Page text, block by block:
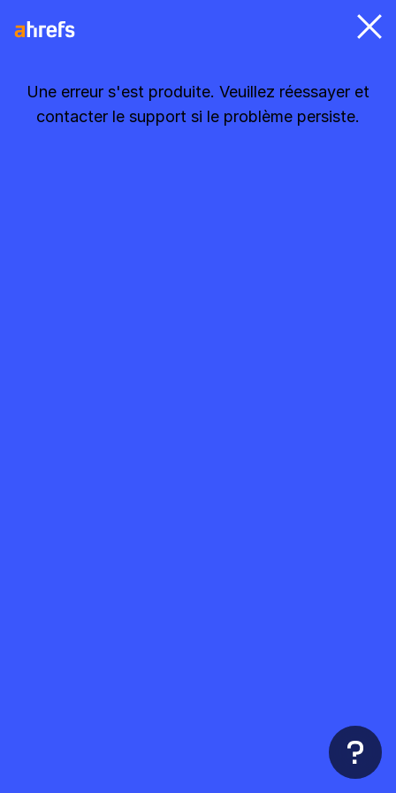
Une erreur s'est produite. Veuillez réessayer et
contacter le support si le problème persiste.